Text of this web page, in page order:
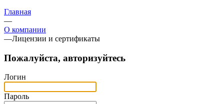
Главная
—
О компании
—Лицензии и сертификаты
Пожалуйста, авторизуйтесь
Логин
Пароль